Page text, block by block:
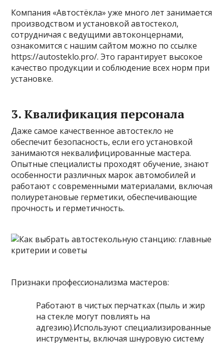
Компания «Автостёкла» уже много лет занимается
производством и установкой автостекол,
сотрудничая с ведущими автоконцернами,
ознакомится с нашим сайтом можно по ссылке
https://autosteklo.pro/. Это гарантирует высокое
качество продукции и соблюдение всех норм при
установке.
3. Квалификация персонала
Даже самое качественное автостекло не
обеспечит безопасность, если его установкой
занимаются неквалифицированные мастера.
Опытные специалисты проходят обучение, знают
особенности различных марок автомобилей и
работают с современными материалами, включая
полиуретановые герметики, обеспечивающие
прочность и герметичность.
Признаки профессионализма мастеров:
Работают в чистых перчатках (пыль и жир
на стекле могут повлиять на
адгезию).Используют специализированные
инструменты, включая шнуровую систему